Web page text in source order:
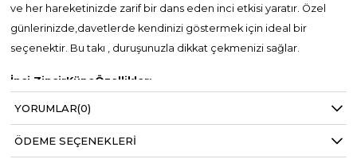
ve her hareketinizde zarif bir dans eden inci etkisi yaratır. Özel
günlerinizde,davetlerde kendinizi göstermek için ideal bir
seçenektir. Bu takı , duruşunuzla dikkat çekmenizi sağlar.
İnci ZincirKüpeÖzellikler:
925 ayar gümüş
YORUMLAR(0)
ÖDEME SEÇENEKLERI